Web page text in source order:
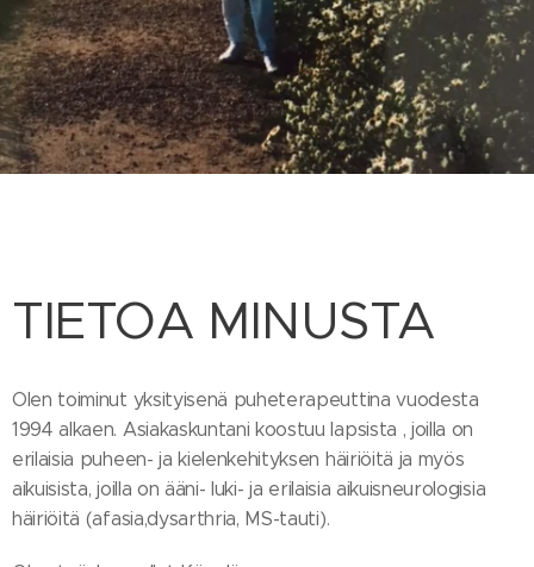
TIETOA MINUSTA
Olen toiminut yksityisenä puheterapeuttina vuodesta
1994 alkaen. Asiakaskuntani koostuu lapsista , joilla on
erilaisia puheen- ja kielenkehityksen häiriöitä ja myös
aikuisista, joilla on ääni- luki- ja erilaisia aikuisneurologisia
häiriöitä (afasia,dysarthria, MS-tauti).